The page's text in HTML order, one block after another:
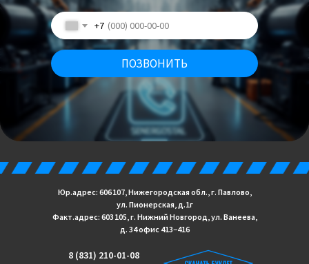
+7
ПОЗВОНИТЬ
8 (831) 210-01-08
Юр.адрес: 606 107, Нижегородская обл., г. Павлово,
ул. Пионерская, д.1г
Факт.адрес: 603 105, г. Нижний Новгород, ул. Ванеева,
д. 34 офис 413−416